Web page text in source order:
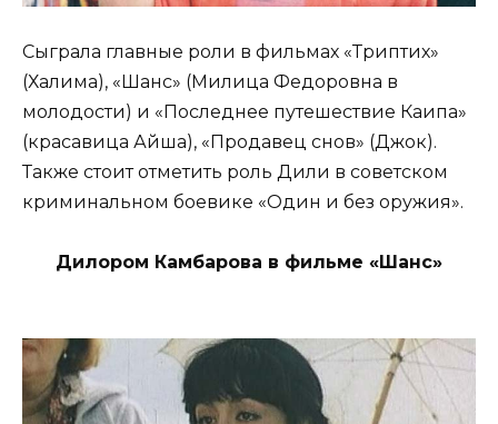
Сыграла главные роли в фильмах «Триптих»
(Халима), «Шанс» (Милица Федоровна в
молодости) и «Последнее путешествие Каипа»
(красавица Айша), «Продавец снов» (Джок).
Также стоит отметить роль Дили в советском
криминальном боевике «Один и без оружия».
Дилором Камбарова в фильме «Шанс»